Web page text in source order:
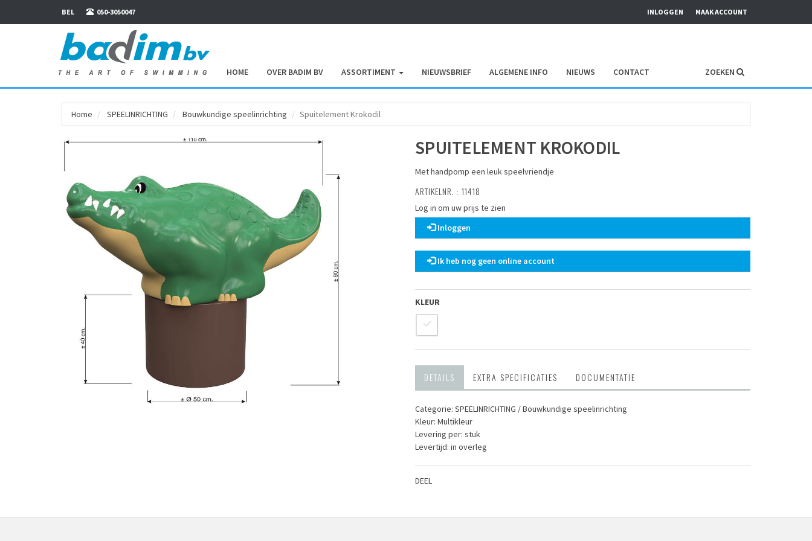
BEL 050-3050047 INLOGGEN MAAK ACCOUNT
HOME OVER BADIM BV ASSORTIMENT NIEUWSBRIEF ALGEMENE INFO NIEUWS CONTACT ZOEKEN
Home SPEEL­INRICHTING Bouwkundige speelinrichting Spuitelement Krokodil
SPUITELEMENT KROKODIL
Met handpomp een leuk speelvriendje
ARTIKELNR. : 11418
Log in om uw prijs te zien
Inloggen
Ik heb nog geen online account
KLEUR
DETAILS EXTRA SPECIFICATIES DOCUMENTATIE
Categorie: SPEEL­INRICHTING / Bouwkundige speelinrichting
Kleur: Multikleur
Levering per: stuk
Levertijd: in overleg
DEEL